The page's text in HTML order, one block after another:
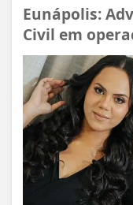
Eunápolis:
Civil em
Termos de
Esse site utiliza
experiência de
entendemos que
de Uso e